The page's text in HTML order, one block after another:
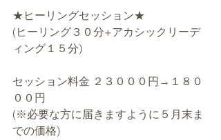
★ヒーリングセッション★
(ヒーリング３０分+アカシックリーデ
ィング１５分)
セッション料金 ２３０００円→１８０
００円
(※必要な方に届きますように５月末ま
での価格)